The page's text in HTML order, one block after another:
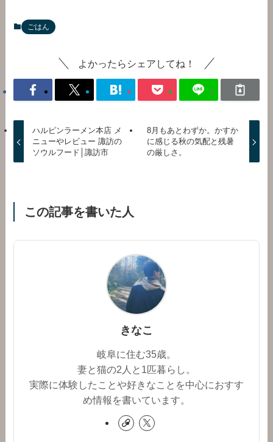
ごはん
よかったらシェアしてね！
ハルピンラーメン本店 メ
ニューやレビュー 諏訪の
ソウルフード│諏訪市
8月もあとわずか。かすか
に感じる秋の気配と残暑
の厳しさ。
この記事を書いた人
きなこ
岐阜に住む35歳。
妻と猫の2人と1匹暮らし。
実際に体験したことや好きなことを中心におすす
め情報を書いています。